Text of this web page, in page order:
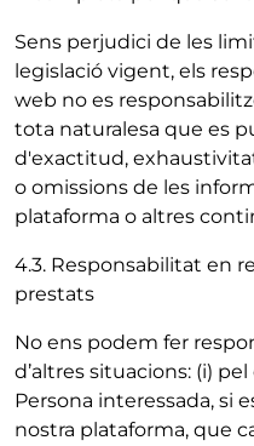
Sens perjudici de les
legislació vigent, els
web no es
tota naturalesa que es
d'exactitud,
o omissions de les
plataforma o altres
4.3. Responsabilitat en
prestats
No ens podem fer
d’altres situacions: (i)
Persona interessada, si
nostra plataforma, que